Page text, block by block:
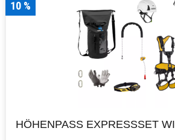
10 %
HÖHENPASS EXPRESSSET